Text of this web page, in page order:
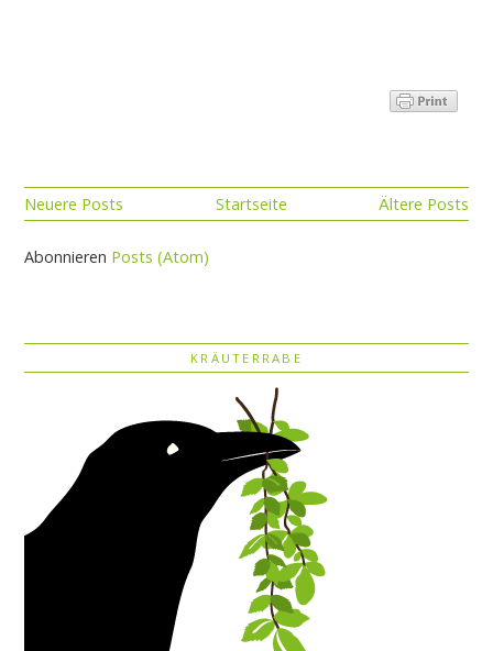
Neuere Posts Ältere Posts
Startseite
Abonnieren Posts (Atom)
KRÄUTERRABE